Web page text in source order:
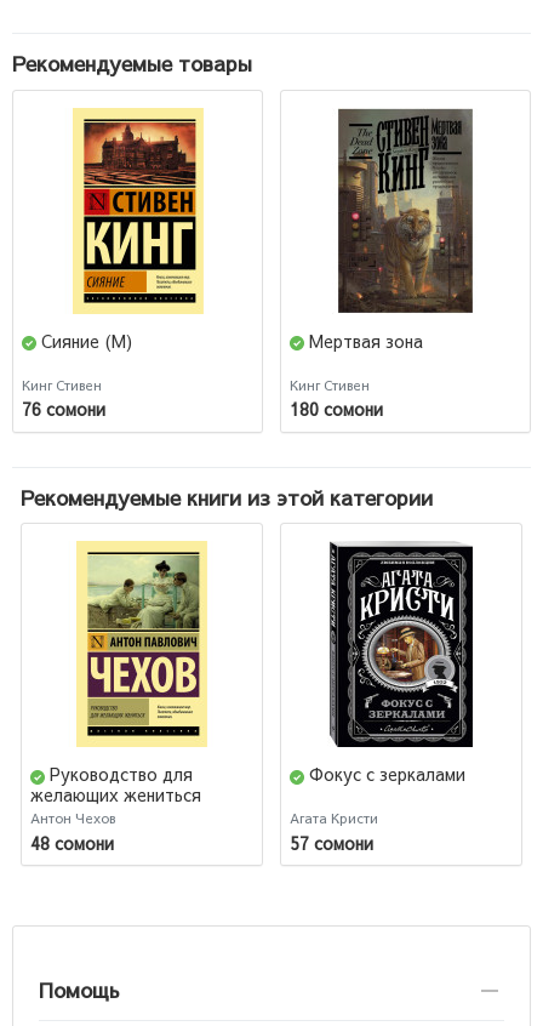
Рекомендуемые товары
Сияние (М)
Кинг Стивен
76 сомони
Мертвая зона
Кинг Стивен
180 сомони
Рекомендуемые книги из этой категории
Руководство для
желающих жениться
Антон Чехов
48 сомони
Фокус с зеркалами
Агата Кристи
57 сомони
Помощь